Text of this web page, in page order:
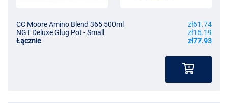
CC Moore Amino Blend 365 500ml
zł61.74
NGT Deluxe Glug Pot - Small
zł16.19
Łącznie
zł77.93